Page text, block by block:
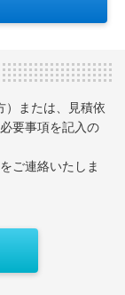
）または、見積依
要事項を記入の
ご連絡いたしま